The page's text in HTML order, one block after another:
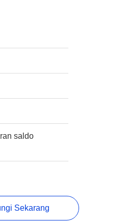
saldo
Sekarang